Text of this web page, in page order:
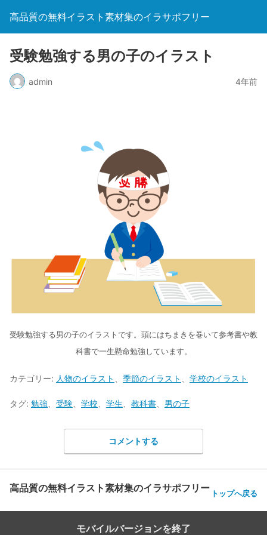
高品質の無料イラスト素材集のイラサポフリー
受験勉強する男の子のイラスト
admin 4年前
受験勉強する男の子のイラストです。頭にはちまきを巻いて参考書や教
科書で一生懸命勉強しています。
カテゴリー: 人物のイラスト 季節のイラスト 学校のイラスト
タグ: 勉強 受験 学校 学生 教科書 男の子
コメントする
高品質の無料イラスト素材集のイラサポフリー トップへ戻る
モバイルバージョンを終了